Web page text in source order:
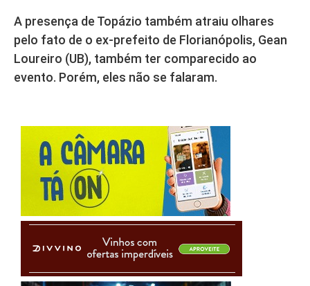
A presença de Topázio também atraiu olhares
pelo fato de o ex-prefeito de Florianópolis, Gean
Loureiro (UB), também ter comparecido ao
evento. Porém, eles não se falaram.